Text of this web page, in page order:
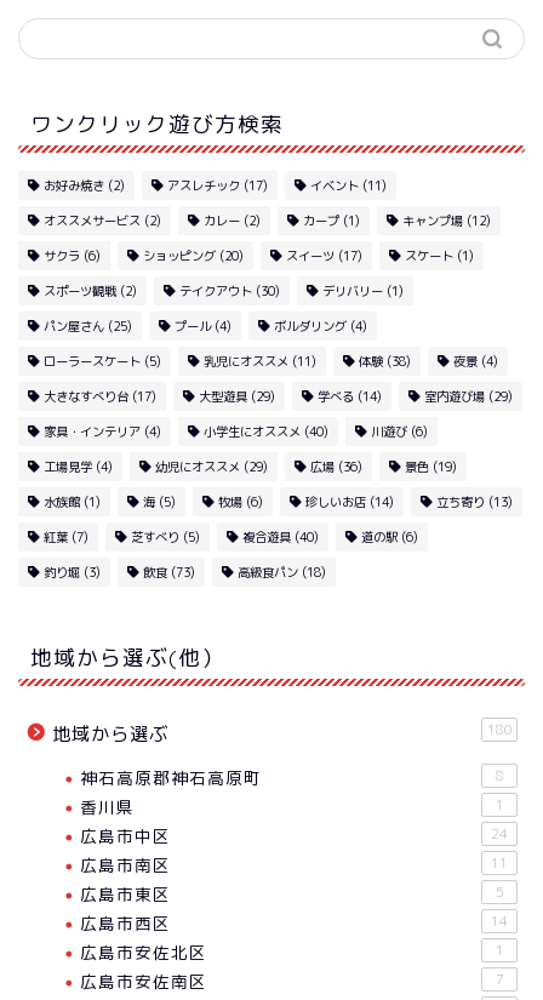
ワンクリック遊び方検索
お好み焼き (2) アスレチック (17) イベント (11)
オススメサービス (2) カレー (2) カープ (1) キャンプ場 (12)
サクラ (6) ショッピング (20) スイーツ (17) スケート (1)
スポーツ観戦(2) テイクアウト (30) デリバリー (1)
パン屋さん (25) プール(4) ボルダリング (4)
ローラースケート (5) 乳児にオススメ (11) 体験 (38) 夜景 (4)
大きなすべり台 (17) 大型遊具 (29) 学べる (14) 室内遊び場 (29)
家具・インテリア (4) 小学生にオススメ (40) 川遊び (6)
工場見学 (4) 幼児にオススメ (29) 広場 (36) 景色 (19)
水族館(1) 海 (5) 牧場 (6) 珍しいお店 (14) 立ち寄り (13)
紅葉 (7) 芝すべり (5) 複合遊具 (40) 道の駅 (6)
釣り堀 (3) 飲食(73) 高級食パン (18)
地域から選ぶ(他）
地域から選ぶ 180
神石高原郡神石高原町 8
香川県 1
広島市中区 24
広島市南区 11
広島市東区 5
広島市西区 14
広島市安佐北区 1
広島市安佐南区 7